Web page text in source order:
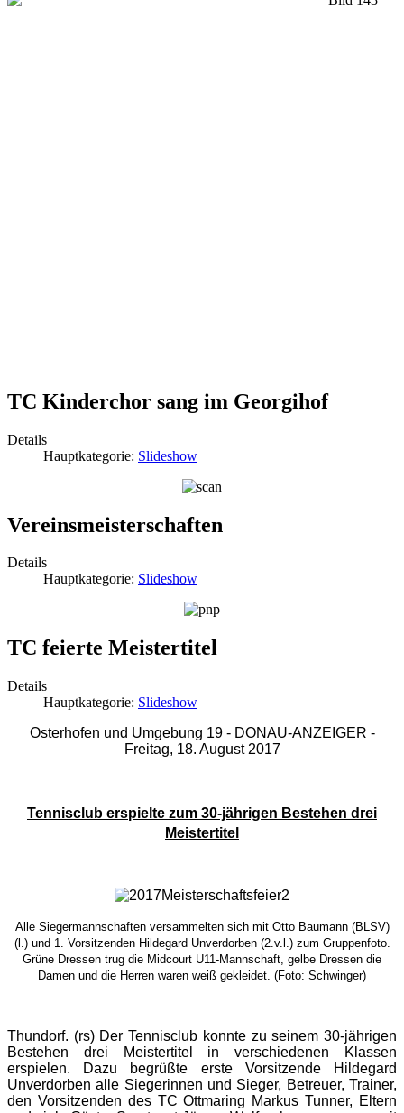
TC Kinderchor sang im Georgihof
Details
Hauptkategorie: Slideshow
Vereinsmeisterschaften
Details
Hauptkategorie: Slideshow
TC feierte Meistertitel
Details
Hauptkategorie: Slideshow
Osterhofen und Umgebung 19 - DONAU-ANZEIGER -
Freitag, 18. August 2017
Tennisclub erspielte zum 30-jährigen Bestehen drei
Meistertitel
Alle Siegermannschaften versammelten sich mit Otto Baumann (BLSV)
(l.) und 1. Vorsitzenden Hildegard Unverdorben (2.v.l.) zum Gruppenfoto.
Grüne Dressen trug die Midcourt U11-Mannschaft, gelbe Dressen die
Damen und die Herren waren weiß gekleidet. (Foto: Schwinger)
Thundorf. (rs) Der Tennisclub konnte zu seinem 30-jährigen
Bestehen drei Meistertitel in verschiedenen Klassen
erspielen. Dazu begrüßte erste Vorsitzende Hildegard
Unverdorben alle Siegerinnen und Sieger, Betreuer, Trainer,
den Vorsitzenden des TC Ottmaring Markus Tunner, Eltern